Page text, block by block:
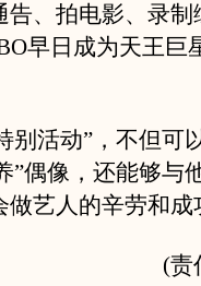
、拍电影、录制
早日成为天王巨
活动”，不但可
”偶像，还能够与
艺人的辛劳和成
(责